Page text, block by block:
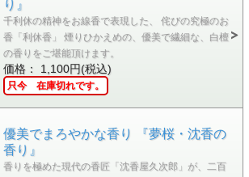
り』
千利休の精神をお線香で表現した、 侘びの究極のお
香「利休香」 煙りひかえめの、優美で繊細な、白檀
の香りをご堪能頂けます。
価格： 1,100円(税込)
只今 在庫切れです。
優美でまろやかな香り 『夢桜・沈香の
香り』
香りを極めた現代の香匠「沈香屋久次郎」が、二百